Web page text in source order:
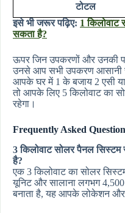
टोटल
इसे भी जरूर पढ़िए: 1 किलोवाट
सकता है?
ऊपर जिन उपकरणों और उनकी
उनसे आप सभी उपकरण
आपके घर में 1 के बजाय 2 एसी
तो आपके लिए 5 किलोवाट का
रहेगा।
Frequently Asked
3 किलोवाट सोलर पैनल सिस्टम
है?
एक 3 किलोवाट का सोलर
यूनिट और सालाना लगभग
बनाता है, यह आपके लोकेशन और